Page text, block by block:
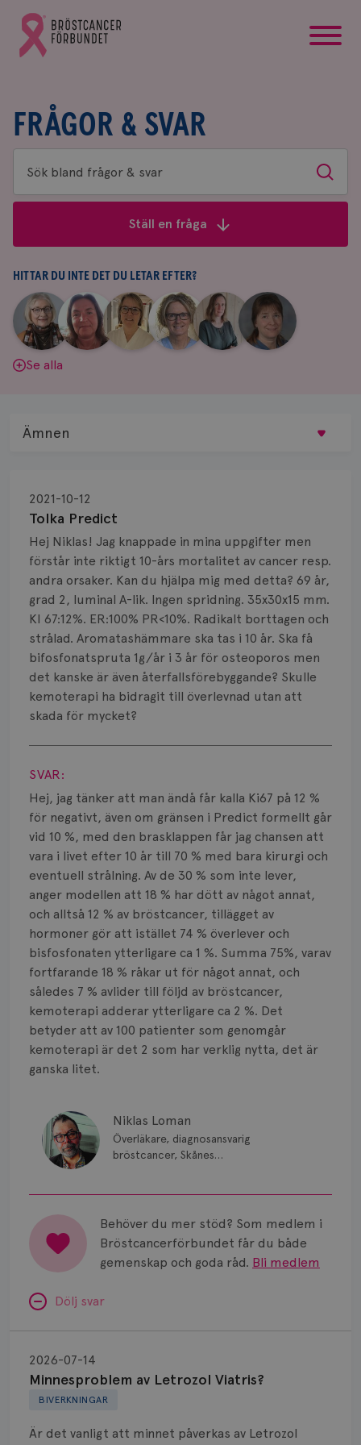
Gå
till
Bröstcancerförbundets
FRÅGOR & SVAR
Sök
bland
&
svar
Sök
Ställ en fråga
HITTAR DU INTE DET DU LETAR EFTER?
Aina
Johnsson
|
Anne
Andersson
Fredrika
Killander
|
Jeanette
Bäcklund
|
Maria
Edegran
|
Yvette
Andersson
Se alla
Tolka Predict
2021-10-12
Hej Niklas! Jag knappade in mina uppgifter men
förstår inte riktigt 10-års mortalitet av cancer resp.
andra orsaker. Kan du hjälpa mig med detta? 69 år,
grad 2, luminal A-lik. Ingen spridning. 35x30x15 mm.
KI 67:12%. ER:100% PR<10%. Radikalt borttagen och
strålad. Aromatashämmare ska tas i 10 år. Ska få
bifosfonatspruta 1g/år i 3 år för osteoporos men
det kanske är även återfallsförebyggande? Skulle
kemoterapi ha bidragit till överlevnad utan att
skada för mycket?
Visa svar
SVAR:
Hej, jag tänker att man ändå får kalla Ki67 på 12 %
för negativt, även om gränsen i Predict formellt går
vid 10 %, med den brasklappen får jag chansen att
vara i livet efter 10 år till 70 % med bara kirurgi och
eventuell strålning. Av de 30 % som inte lever,
anger modellen att 18 % har dött av något annat,
och alltså 12 % av bröstcancer, tillägget av
hormoner gör att istället 74 % överlever och
bisfosfonaten ytterligare ca 1 %. Summa 75%, varav
fortfarande 18 % råkar ut för något annat, och
således 7 % avlider till följd av bröstcancer,
kemoterapi adderar ytterligare ca 2 %. Det
betyder att av 100 patienter som genomgår
kemoterapi är det 2 som har verklig nytta, det är
ganska litet.
Niklas Loman
Överläkare, diagnosansvarig
bröstcancer, Skånes
Behöver du mer stöd? Som medlem i
Bröstcancerförbundet får du både
gemenskap och goda råd. Bli medlem
Dölj svar
BIVERKNINGAR
Minnesproblem av Letrozol Viatris?
2026-07-14
Är det vanligt att minnet påverkas av Letrozol
Letrozol
Viatris?
Ämnen
Biopsi
Biverkningar
Bröstvårta
Knöl
Läkemedel
Typ av bröstcancer
Smärta
Risker
Spridd bröstcancer
Strålning
Vätska